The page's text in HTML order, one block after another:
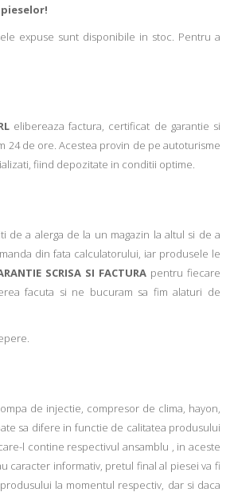
expuse sunt disponibile in stoc. Pentru a
elibereaza factura, certificat de garantie si
24 de ore. Acestea provin de pe autoturisme
fiind depozitate in conditii optime.
de a alerga de la un magazin la altul si de a
din fata calculatorului, iar produsele le
SCRISA SI FACTURA pentru fiecare
facuta si ne bucuram sa fim alaturi de
de injectie, compresor de clima, hayon,
sa difere in functie de calitatea produsului
l contine respectivul ansamblu , in aceste
caracter informativ, pretul final al piesei va fi
la momentul respectiv, dar si daca